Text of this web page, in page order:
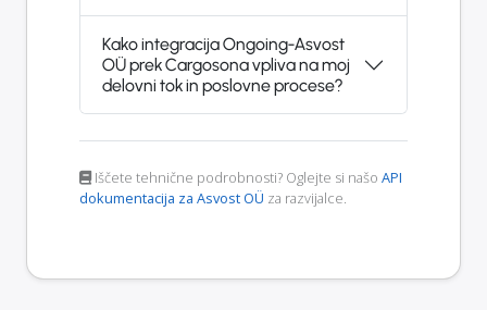
Kako integracija Ongoing-Asvost
OÜ prek Cargosona vpliva na moj
delovni tok in poslovne procese?
Iščete tehnične podrobnosti? Oglejte si našo API
dokumentacija za Asvost OÜ za razvijalce.